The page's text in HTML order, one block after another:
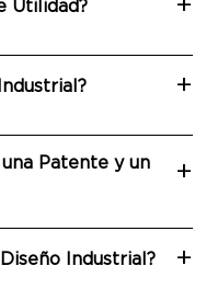
Utilidad?
Patente y un
Industrial?